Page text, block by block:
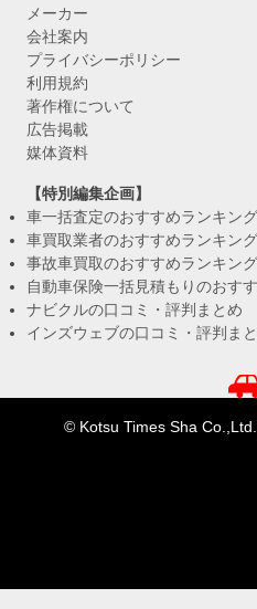
メーカー
会社案内
プライバシーポリシー
利用規約
著作権について
広告掲載
媒体資料
【特別編集企画】
車一括査定のおすすめランキング
車買取業者のおすすめランキング
事故車買取のおすすめランキング
自動車保険一括見積もりのおす
ナビクルの口コミ・評判まとめ
インズウェブの口コミ・評判ま
© Kotsu Times Sha